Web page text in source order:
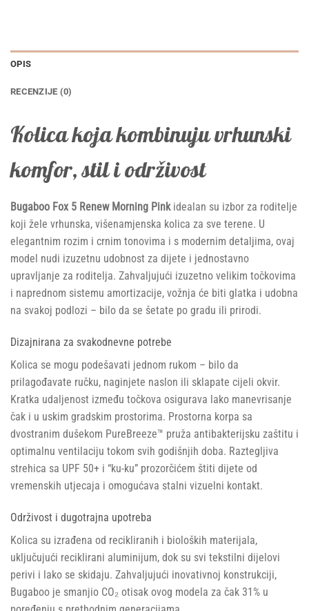
OPIS
RECENZIJE (0)
Kolica koja kombinuju vrhunski
komfor, stil i održivost
Bugaboo Fox 5 Renew Morning Pink idealan su izbor za roditelje
koji žele vrhunska, višenamjenska kolica za sve terene. U
elegantnim rozim i crnim tonovima i s modernim detaljima, ovaj
model nudi izuzetnu udobnost za dijete i jednostavno
upravljanje za roditelja. Zahvaljujući izuzetno velikim točkovima
i naprednom sistemu amortizacije, vožnja će biti glatka i udobna
na svakoj podlozi – bilo da se šetate po gradu ili prirodi.
Dizajnirana za svakodnevne potrebe
Kolica se mogu podešavati jednom rukom – bilo da
prilagođavate ručku, naginjete naslon ili sklapate cijeli okvir.
Kratka udaljenost između točkova osigurava lako manevrisanje
čak i u uskim gradskim prostorima. Prostorna korpa sa
dvostranim dušekom PureBreeze™ pruža antibakterijsku zaštitu i
optimalnu ventilaciju tokom svih godišnjih doba. Raztegljiva
strehica sa UPF 50+ i “ku-ku” prozorčićem štiti dijete od
vremenskih utjecaja i omogućava stalni vizuelni kontakt.
Održivost i dugotrajna upotreba
Kolica su izrađena od recikliranih i bioloških materijala,
uključujući reciklirani aluminijum, dok su svi tekstilni dijelovi
perivi i lako se skidaju. Zahvaljujući inovativnoj konstrukciji,
Bugaboo je smanjio CO₂ otisak ovog modela za čak 31% u